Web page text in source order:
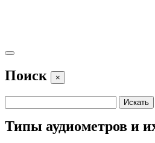
Поиск ×
Типы аудиометров и